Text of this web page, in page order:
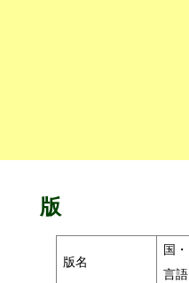
版
版名
国・
言語